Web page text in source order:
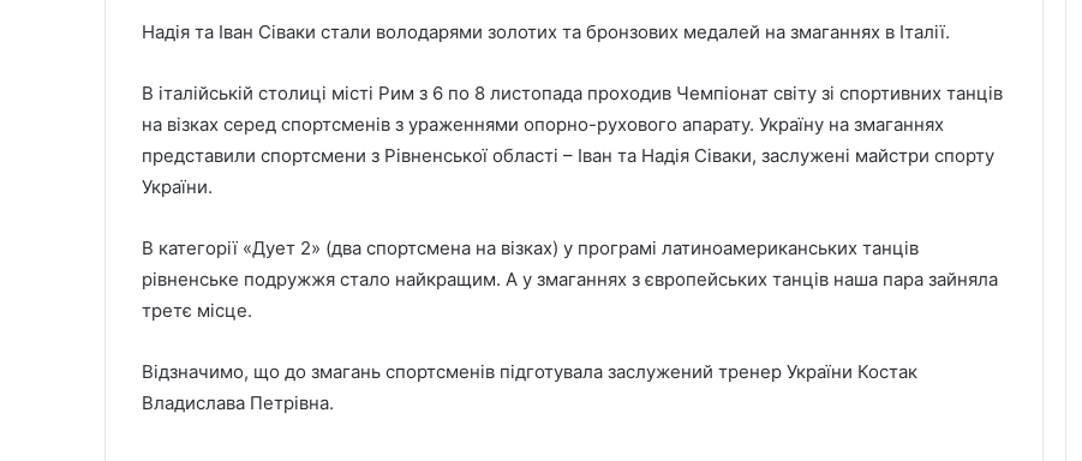
Надія та Іван Сіваки стали володарями золотих та бронзових медалей на змаганнях в Італії.
В італійській столиці місті Рим з 6 по 8 листопада проходив Чемпіонат світу зі спортивних танців
на візках серед спортсменів з ураженнями опорно-рухового апарату. Україну на змаганнях
представили спортсмени з Рівненської області – Іван та Надія Сіваки, заслужені майстри спорту
України.
В категорії «Дует 2» (два спортсмена на візках) у програмі латиноамериканських танців
рівненське подружжя стало найкращим. А у змаганнях з європейських танців наша пара зайняла
третє місце.
Відзначимо, що до змагань спортсменів підготувала заслужений тренер України Костак
Владислава Петрівна.